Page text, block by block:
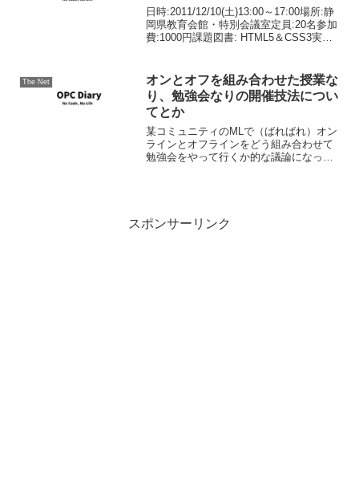
日時:2011/12/10(土)13:00～17:00場所:静
岡県教育会館・特別会議室定員:20名参加
費:1000円課題図書: HTML5＆CSS3実践
The Net
オンとオフを組み合わせた授業な
り、勉強会なりの開催技法につい
てとか
某コミュニティのMLで（ばればれ）オン
ラインとオフラインをどう組み合わせて
勉強会をやって行くか的な議論になった
スポンサーリンク